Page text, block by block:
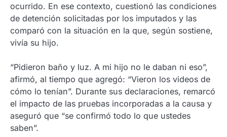
ocurrido. En ese contexto, cuestionó las condiciones
de detención solicitadas por los imputados y las
comparó con la situación en la que, según sostiene,
vivía su hijo.
“Pidieron baño y luz. A mi hijo no le daban ni eso”,
afirmó, al tiempo que agregó: “Vieron los videos de
cómo lo tenían”. Durante sus declaraciones, remarcó
el impacto de las pruebas incorporadas a la causa y
aseguró que “se confirmó todo lo que ustedes
saben”.